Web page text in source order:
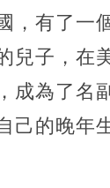
，有了一
兒子，在
成為了名
己的晚年